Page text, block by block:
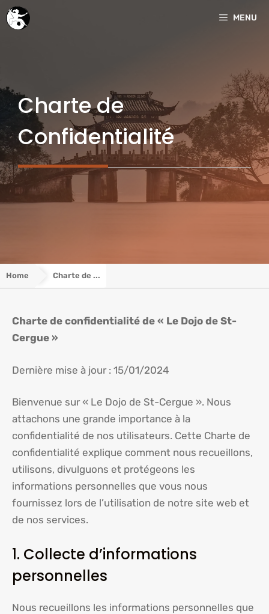
Aller
au
MENU
Charte de
Confidentialité
Home Charte de ...
Charte de confidentialité de « Le Dojo de St-
Cergue »
Dernière mise à jour : 15/01/2024
Bienvenue sur « Le Dojo de St-Cergue ». Nous
attachons une grande importance à la
confidentialité de nos utilisateurs. Cette Charte de
confidentialité explique comment nous recueillons,
utilisons, divulguons et protégeons les
informations personnelles que vous nous
fournissez lors de l’utilisation de notre site web et
de nos services.
1. Collecte d’informations
personnelles
Nous recueillons les informations personnelles que